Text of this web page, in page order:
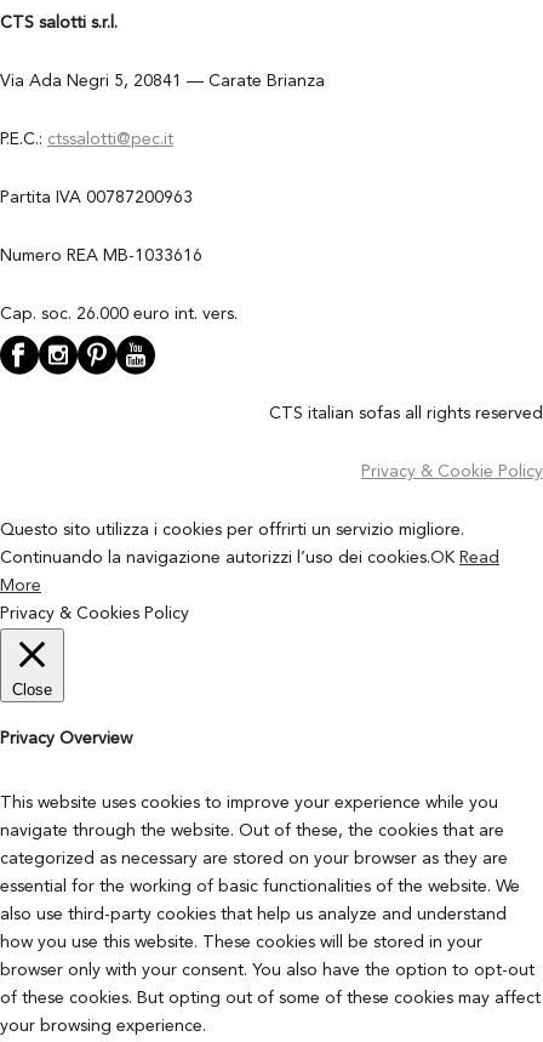
CTS salotti s.r.l.
Via Ada Negri 5, 20841 — Carate Brianza
P.E.C.: ctssalotti@pec.it
Partita IVA 00787200963
Numero REA MB-1033616
Cap. soc. 26.000 euro int. vers.
CTS italian sofas all rights reserved
Privacy & Cookie Policy
Questo sito utilizza i cookies per offrirti un servizio migliore.
Continuando la navigazione autorizzi l’uso dei cookies.OK Read
More
Privacy & Cookies Policy
Close
Privacy Overview
This website uses cookies to improve your experience while you
navigate through the website. Out of these, the cookies that are
categorized as necessary are stored on your browser as they are
essential for the working of basic functionalities of the website. We
also use third-party cookies that help us analyze and understand
how you use this website. These cookies will be stored in your
browser only with your consent. You also have the option to opt-out
of these cookies. But opting out of some of these cookies may affect
your browsing experience.